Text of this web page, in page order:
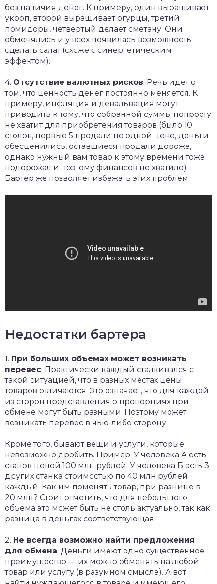
без наличия денег. К примеру, один выращивает
укроп, второй выращивает огурцы, третий
помидоры, четвертый делает сметану. Они
обменялись и у всех появилась возможность
сделать салат (схоже с синергетическим
эффектом).
4. Отсутствие валютных рисков. Речь идет о
том, что ценность денег постоянно меняется. К
примеру, инфляция и девальвация могут
приводить к тому, что собранной суммы попросту
не хватит для приобретения товаров (было 10
столов, первые 5 продали по одной цене, деньги
обесценились, оставшиеся продали дороже,
однако нужный вам товар к этому времени тоже
подорожал и поэтому финансов не хватило).
Бартер же позволяет избежать этих проблем.
Недостатки бартера
1. При больших объемах может возникать
перевес. Практически каждый сталкивался с
такой ситуацией, что в разных местах цены
товаров отличаются. Это означает, что для каждой
из сторон представления о пропорциях при
обмене могут быть разными. Поэтому может
возникать перевес в чью-либо сторону.
Кроме того, бывают вещи и услуги, которые
невозможно дробить. Пример. У человека А есть
станок ценой 100 млн рублей. У человека Б есть 3
других станка стоимостью по 40 млн рублей
каждый. Как им поменять товар, при разнице в
20 млн? Стоит отметить, что для небольшого
объема это может быть не столь актуально, так как
разница в деньгах соответствующая.
2. Не всегда возможно найти предложения
для обмена. Деньги имеют одно существенное
преимущество — их можно обменять на любой
товар или услугу (в разумном смысле). А вот